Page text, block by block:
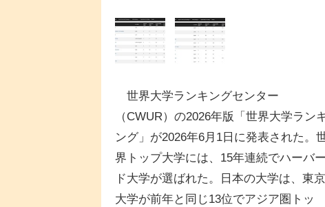
世界大学ランキングセンター
（CWUR）の2026年版「世界大学ラン
ング」が2026年6月1日に発表された。
界トップ大学には、15年連続でハーバー
ド大学が選ばれた。日本の大学は、東京
大学が前年と同じ13位でアジア圏トッ